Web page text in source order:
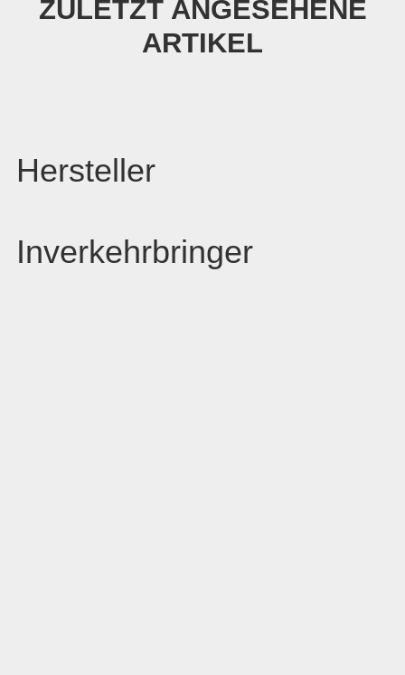
ZULETZT ANGESEHENE
ARTIKEL
Hersteller
Inverkehrbringer